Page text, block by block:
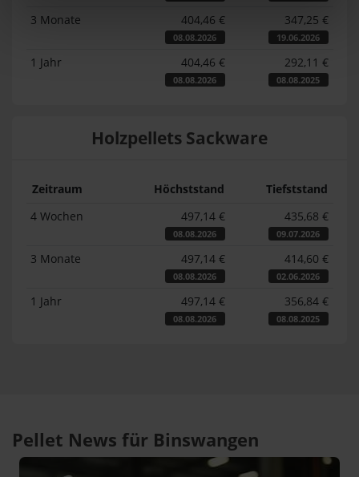
3 Monate 404,46 €
08.08.2026
347,25 €
19.06.2026
1 Jahr 404,46 €
08.08.2026
292,11 €
08.08.2025
Holzpellets Sackware
Zeitraum Höchststand
Tiefststand
4 Wochen
497,14 €
08.08.2026
435,68 €
09.07.2026
3 Monate 497,14 €
08.08.2026
414,60 €
02.06.2026
1 Jahr 497,14 €
08.08.2026
356,84 €
08.08.2025
Pellet News für Binswangen